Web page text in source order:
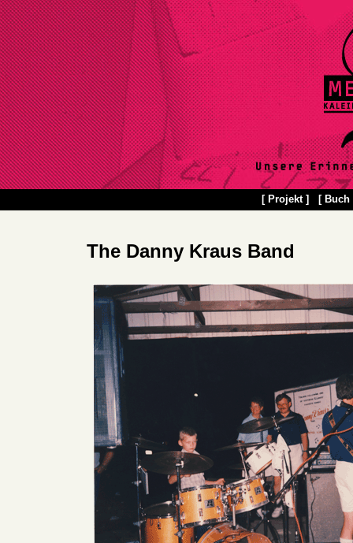
[ Projekt ] [ Buch
The Danny Kraus Band